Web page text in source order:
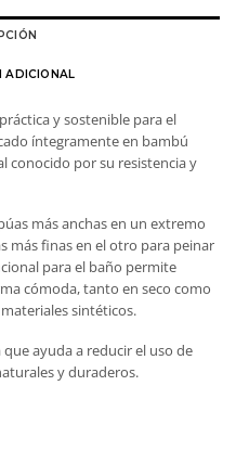
ADICIONAL
y sostenible para el
íntegramente en bambú
conocido por su resistencia y
más anchas en un extremo
más finas en el otro para peinar
para el baño permite
cómoda, tanto en seco como
sintéticos.
ayuda a reducir el uso de
y duraderos.